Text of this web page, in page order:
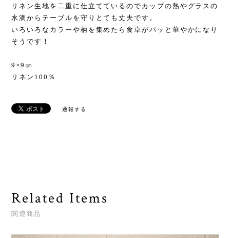
リネン生地を二重に仕立てているのでカップの熱やグラスの
水滴からテーブルを守りとても丈夫です。
いろいろなカラーや柄を集めたら食卓がパッと華やかになり
そうです！
9×9㎝
リネン100％
通報する
Related Items
関連商品